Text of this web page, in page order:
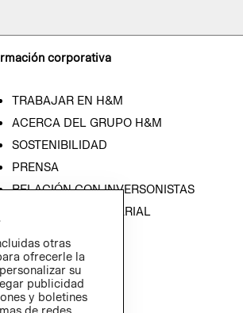
corporativa
TRABAJAR EN H&M
ACERCA DEL GRUPO H&M
SOSTENIBILIDAD
PRENSA
RELACIÓN CON INVERSONISTAS
POLÍTICA EMPRESARIAL
otras
ofrecerle la
su
publicidad
y boletines
de redes